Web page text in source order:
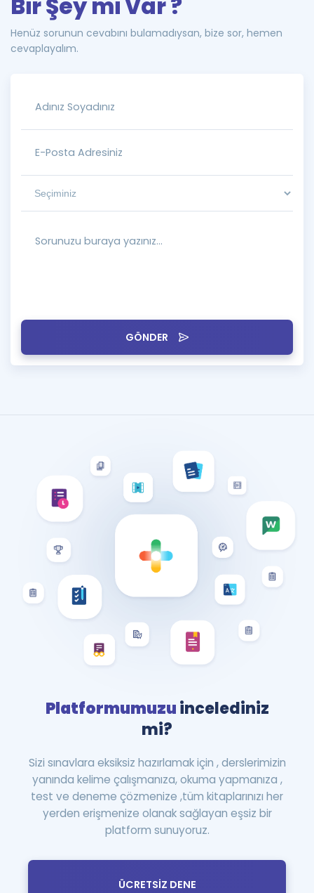
GÖNDER
Bir Şey mi Var ?
Henüz sorunun cevabını bulamadıysan, bize sor, hemen
cevaplayalım.
Platformumuzuincelediniz
mi?
Sizi sınavlara eksiksiz hazırlamak için , derslerimizin
yanında kelime çalışmanıza, okuma yapmanıza ,
test ve deneme çözmenize ,tüm kitaplarınızı her
yerden erişmenize olanak sağlayan eşsiz bir
platform sunuyoruz.
ÜCRETSİZ DENE